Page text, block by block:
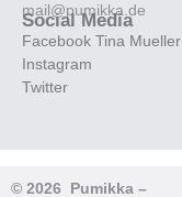
mail@pumikka.de
Social Media
Facebook Tina Mueller
Instagram
Twitter
© 2026 Pumikka –